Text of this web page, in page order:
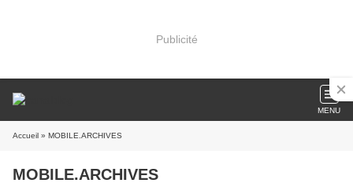
Publicité
MENU
Accueil » MOBILE.ARCHIVES
MOBILE.ARCHIVES